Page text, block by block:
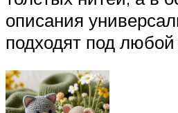
описания
подходят под любой